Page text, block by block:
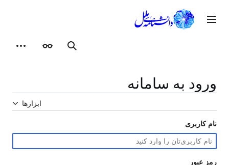
محتوااصلی
جستجوظاهر
ابزارهای
ورود به سامانه
ابزارها
نام کاربری
رمز عبور